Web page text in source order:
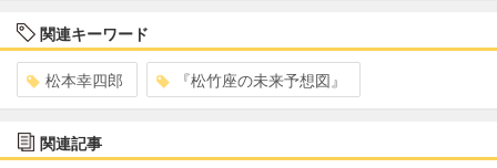
関連キーワード
松本幸四郎 『松竹座の未来予想図』
関連記事